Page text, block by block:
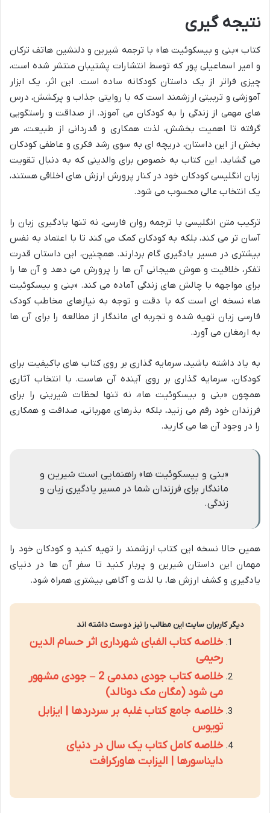
نتیجه گیری
کتاب «بنی و بیسکوئیت ها» با ترجمه شیرین و دلنشین هاتف ترکان
و امیر اسماعیلی پور که توسط انتشارات پشتیبان منتشر شده است،
چیزی فراتر از یک داستان کودکانه ساده است. این اثر، یک ابزار
آموزشی و تربیتی ارزشمند است که با روایتی جذاب و پرکشش، درس
های مهمی از زندگی را به کودکان می آموزد. از صداقت و راستگویی
گرفته تا اهمیت بخشش، لذت همکاری و قدردانی از طبیعت، هر
بخش از این داستان، دریچه ای به سوی رشد فکری و عاطفی کودکان
می گشاید. این کتاب به خصوص برای والدینی که به دنبال تقویت
زبان انگلیسی کودکان خود در کنار پرورش ارزش های اخلاقی هستند،
یک انتخاب عالی محسوب می شود.
ترکیب متن انگلیسی با ترجمه روان فارسی، نه تنها یادگیری زبان را
آسان تر می کند، بلکه به کودکان کمک می کند تا با اعتماد به نفس
بیشتری در مسیر یادگیری گام بردارند. همچنین، این داستان قدرت
تفکر، خلاقیت و هوش هیجانی آن ها را پرورش می دهد و آن ها را
برای مواجهه با چالش های زندگی آماده می کند. «بنی و بیسکوئیت
ها» نسخه ای است که با دقت و توجه به نیازهای مخاطب کودک
فارسی زبان تهیه شده و تجربه ای ماندگار از مطالعه را برای آن ها
به ارمغان می آورد.
به یاد داشته باشید، سرمایه گذاری بر روی کتاب های باکیفیت برای
کودکان، سرمایه گذاری بر روی آینده آن هاست. با انتخاب آثاری
همچون «بنی و بیسکوئیت ها»، نه تنها لحظات شیرینی را برای
فرزندان خود رقم می زنید، بلکه بذرهای مهربانی، صداقت و همکاری
را در وجود آن ها می کارید.
«بنی و بیسکوئیت ها» راهنمایی است شیرین و
ماندگار برای فرزندان شما در مسیر یادگیری زبان و
زندگی.
همین حالا نسخه این کتاب ارزشمند را تهیه کنید و کودکان خود را
مهمان این داستان شیرین و پربار کنید تا سفر آن ها در دنیای
یادگیری و کشف ارزش ها، با لذت و آگاهی بیشتری همراه شود.
دیگر کاربران سایت این مطالب را نیز دوست داشته اند
خلاصه کتاب الفبای شهرداری اثر حسام الدین
رحیمی
خلاصه کتاب جودی دمدمی 2 – جودی مشهور
می شود (مگان مک دونالد)
خلاصه جامع کتاب غلبه بر سردردها | ایزابل
تویوس
خلاصه کامل کتاب یک سال در دنیای
دایناسورها | الیزابت هاورکرافت